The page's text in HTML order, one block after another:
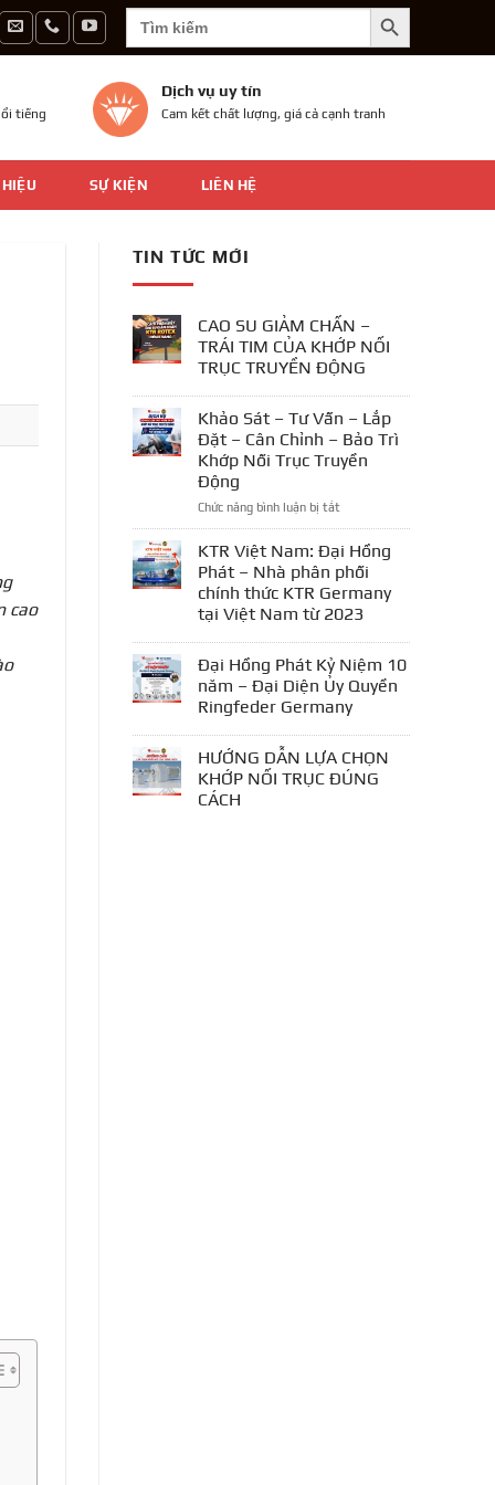
Search
for:
SEARCH BUTTON
tiếng
Dịch vụ uy tín
Cam kết chất lượng, giá cả cạnh tranh
SỰ KIỆN LIÊN HỆ
cao
TIN TỨC MỚI
CAO SU GIẢM CHẤN –
TRÁI TIM CỦA KHỚP NỐI
TRỤC TRUYỀN ĐỘNG
Khảo Sát – Tư Vấn – Lắp
Đặt – Cân Chỉnh – Bảo Trì
Khớp Nối Trục Truyền
Động
Chức năng bình luận bị tắtở
Sát
Tư
Vấn
–
–
Cân
Chỉnh
Bảo
Trì
Khớp
KTR Việt Nam: Đại Hồng
Phát – Nhà phân phối
chính thức KTR Germany
tại Việt Nam từ 2023
Đại Hồng Phát Kỷ Niệm 10
năm – Đại Diện Ủy Quyền
Ringfeder Germany
HƯỚNG DẪN LỰA CHỌN
KHỚP NỐI TRỤC ĐÚNG
CÁCH